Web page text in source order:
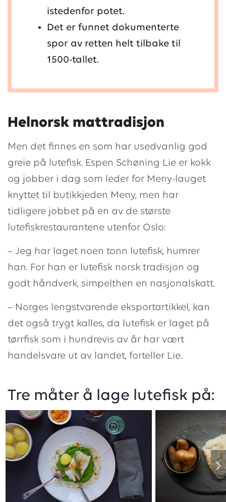
istedenfor potet.
Det er funnet dokumenterte
spor av retten helt tilbake til
1500-tallet.
Helnorsk mattradisjon
Men det finnes en som har usedvanlig god
greie på lutefisk. Espen Schøning Lie er kokk
og jobber i dag som leder for Meny-lauget
knyttet til butikkjeden Meny, men har
tidligere jobbet på en av de største
lutefiskrestaurantene utenfor Oslo:
– Jeg har laget noen tonn lutefisk, humrer
han. For han er lutefisk norsk tradisjon og
godt håndverk, simpelthen en nasjonalskatt.
– Norges lengstvarende eksportartikkel, kan
det også trygt kalles, da lutefisk er laget på
tørrfisk som i hundrevis av år har vært
handelsvare ut av landet, forteller Lie.
Tre måter å lage lutefisk på: